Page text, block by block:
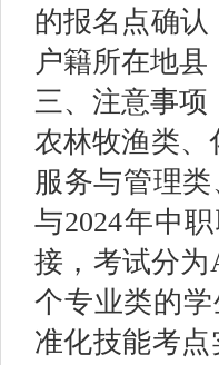
的报名点确
户籍所在地
三、注意事项
农林牧渔类、
服务与管理
与2024年中
接，考试分为
个专业类的
准化技能考